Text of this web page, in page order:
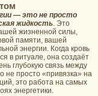
— это не просто
жидкость. Это
жизненной силы,
памяти, вашей
энергии. Когда кровь
в ритуале, она создаёт
глубокую связь между
не просто «привязка» на
это работа на самых
энергетики.